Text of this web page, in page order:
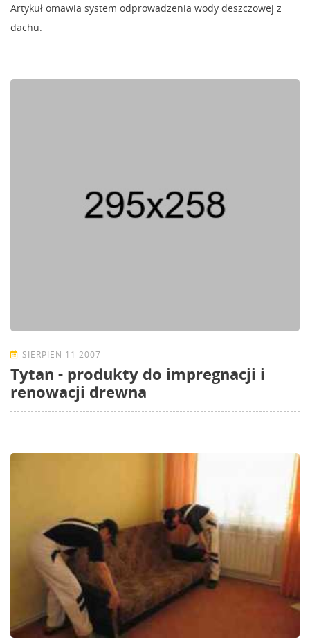
Artykuł omawia system odprowadzenia wody deszczowej z
dachu.
SIERPIEŃ 11 2007
Tytan - produkty do impregnacji i
renowacji drewna